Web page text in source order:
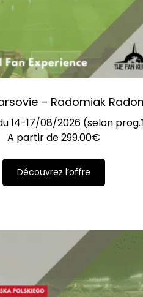
– Radomiak
14-17/08/2026 (selon
A partir de299.00€
Découvrez l’offre